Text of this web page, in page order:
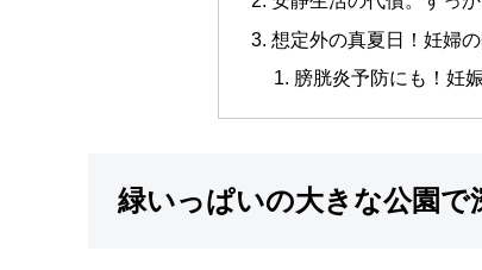
想定外の真夏日！妊婦
膀胱炎予防にも！妊
緑いっぱいの大きな公園で